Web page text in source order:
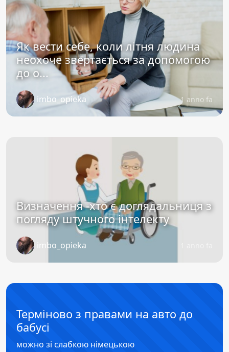
Як вести себе, коли літня людина
неохоче звертається за допомогою
до о...
imbo_opieka 1 anno fa
Визначення -хто є доглядальниця з
погляду штучного інтелекту
imbo_opieka
Терміново з правами на авто до
бабусі
можно зі слабкою німецькою